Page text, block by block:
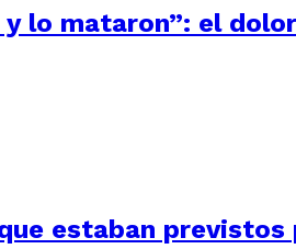
lo mataron”: el
estaban